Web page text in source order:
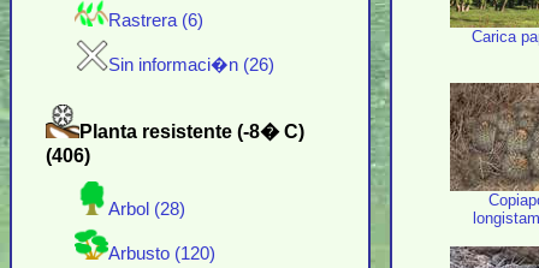
Rastrera (6)
Sin informaci�n (26)
Planta resistente (-8� C)
(406)
Arbol (28)
Arbusto (120)
Carica